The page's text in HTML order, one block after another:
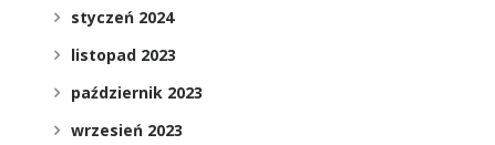
styczeń 2024
listopad 2023
październik 2023
wrzesień 2023